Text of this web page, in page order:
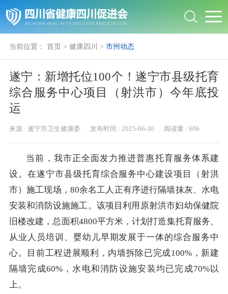
当前位置： 首页 > 健康四川 > 市州动态
遂宁：新增托位100个！遂宁市县级托育
综合服务中心项目（射洪市）今年底投
运
来源 : 遂宁市卫生健康委 发布时间 :2025-06-30 阅读量 :606
当前，我市正全面发力推进普惠托育服务体系建
设。在遂宁市县级托育综合服务中心建设项目（射洪
市）施工现场，80余名工人正有序进行隔墙抹灰、水电
安装和消防设施施工。该项目利用原射洪市妇幼保健院
旧楼改建，总面积4800平方米，计划打造集托育服务、
从业人员培训、婴幼儿早期发展于一体的综合服务中
心。目前工程进展顺利，内墙拆除已完成100%，新建
隔墙完成60%，水电和消防设施安装均已完成70%以
上。